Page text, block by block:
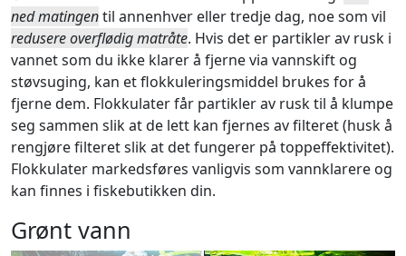
ned matingentil annenhver eller tredje dag, noe som vil
redusere overflødig matråte. Hvis det er partikler av rusk i
vannet som du ikke klarer å fjerne via vannskift og
støvsuging, kan et flokkuleringsmiddel brukes for å
fjerne dem. Flokkulater får partikler av rusk til å klumpe
seg sammen slik at de lett kan fjernes av filteret (husk å
rengjøre filteret slik at det fungerer på toppeffektivitet).
Flokkulater markedsføres vanligvis som vannklarere og
kan finnes i fiskebutikken din.
Grønt vann